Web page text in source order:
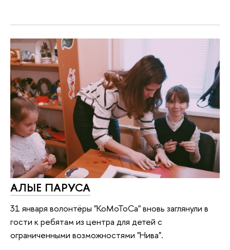
АЛЫЕ ПАРУСА
31 января волонтёры "КоМоТоСа" вновь заглянули в
гости к ребятам из центра для детей с
ограниченными возможностями "Нива".